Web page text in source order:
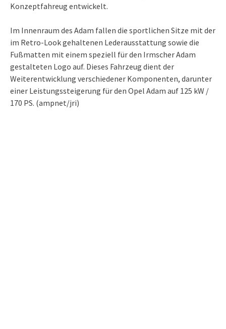
Konzeptfahreug entwickelt.
Im Innenraum des Adam fallen die sportlichen Sitze mit der
im Retro-Look gehaltenen Lederausstattung sowie die
Fußmatten mit einem speziell für den Irmscher Adam
gestalteten Logo auf. Dieses Fahrzeug dient der
Weiterentwicklung verschiedener Komponenten, darunter
einer Leistungssteigerung für den Opel Adam auf 125 kW /
170 PS. (ampnet/jri)